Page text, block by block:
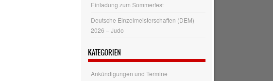
Einladung zum Sommerfest
Deutsche Einzelmeisterschaften (DEM)
2026 – Judo
KATEGORIEN
Ankündigungen und Termine